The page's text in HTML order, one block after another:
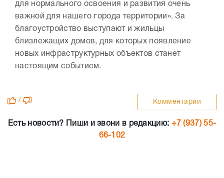
для нормального освоения и развития очень
важной для нашего города территории». За
благоустройство выступают и жильцы
близлежащих домов, для которых появление
новых инфраструктурных объектов станет
настоящим событием.
/ Комментарии
Есть новости? Пиши и звони в редакцию: +7 (937) 55-
66-102